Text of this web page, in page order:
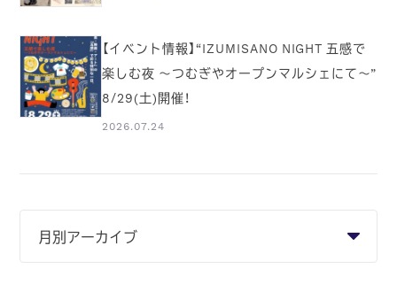
【イベント情報】“IZUMISANO NIGHT 五感で
楽しむ夜 ～つむぎやオープンマルシェにて～”
8/29(土)開催！
2026.07.24